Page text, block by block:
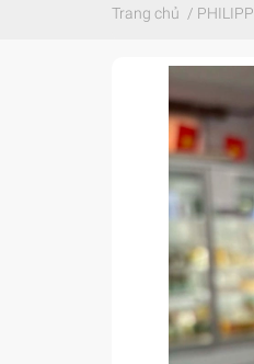
特定商取引法
Trang chủ /